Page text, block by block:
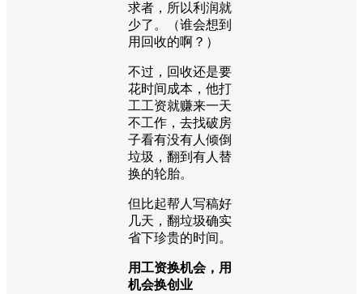
求者，所以利润就
少了。（谁会想到
用回收的啊？）
不过，回收还是要
花时间成本，他打
工工资就赚来一天
不工作，去找破房
子看有没有人倾倒
垃圾，翻到有人替
换的轮胎。
但比起帮人写稿好
几天，翻垃圾确实
省下珍贵的时间。
用工资换机会，用
机会换创业